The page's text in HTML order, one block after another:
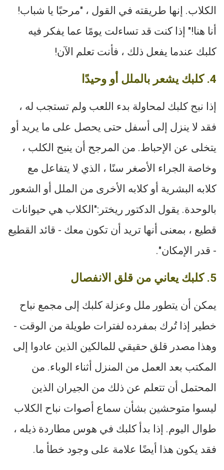
الكلاب. إنها طريقته في القول ، "مرحبًا يا شباب!
أنا هنا!" إذا كنت قد تساءلت يومًا عما يفكر فيه
كلبك عندما يفعل ذلك ، فأنت تعلم الآن!
4. كلبك يشعر بالملل أو وحيدًا
إذا نبح كلبك لمحاولة بدء اللعب ولم تستجب له ،
فقد لا ينزل إلى أسفل حتى يحصل على ما يريد أو
يتخلى عن الإحباط. من المرجح أن ينبح الكلب ،
وخاصة الجراء الأصغر سنًا ، الذي لا يتفاعل مع
كلابه البشرية أو كلابه الأخرى من الملل أو الشعور
بالوحدة. يقول الدكتور ريختر:"الكلاب هي حيوانات
قطيع ، بمعنى أنها تريد أن تكون معك - قائد القطيع
- قدر الإمكان".
5. كلبك يعاني من قلق الانفصال
يمكن أن يتطور ملل وعزلة كلبك إلى مجمع نباح
خطير إذا تُرك بمفرده لفترات طويلة من الوقت -
وهذا مصدر قلق حقيقي للمالكين الذين عادوا إلى
المكتب بعد العمل من المنزل أثناء الوباء. من
المحتمل أن تتعلم عن ذلك من الجيران الذين
ليسوا متوحشين بشأن سماع أصوات نباح الكلاب
طوال اليوم. إذا بدأ كلبك في هوس مطاردة ذيله ،
فقد يكون هذا أيضًا علامة على وجود خطأ ما.